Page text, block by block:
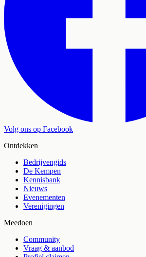
Volg ons op Facebook
Ontdekken
Bedrijvengids
De Kempen
Kennisbank
Nieuws
Evenementen
Verenigingen
Meedoen
Community
Vraag & aanbod